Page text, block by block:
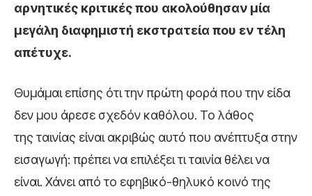
αρνητικές κριτικές που ακολούθησαν μία
μεγάλη διαφημιστή εκστρατεία που εν τέλη
απέτυχε.
Θυμάμαι επίσης ότι την πρώτη φορά που την είδα
δεν μου άρεσε σχεδόν καθόλου. Το λάθος
της ταινίας είναι ακριβώς αυτό που ανέπτυξα στην
εισαγωγή: πρέπει να επιλέξει τι ταινία θέλει να
είναι. Χάνει από το εφηβικό-θηλυκό κοινό της